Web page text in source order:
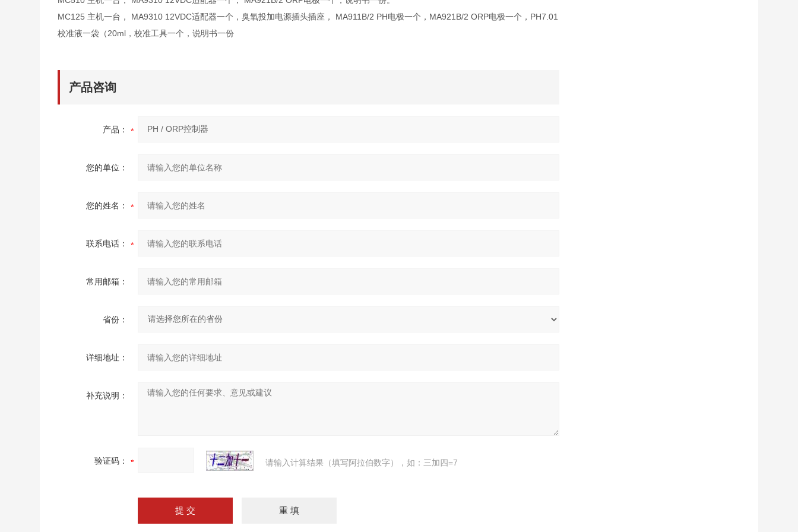
MC125 主机一台， MA9310 12VDC适配器一个，臭氧投加电源插头插座， MA911B/2 PH电极一个，MA921B/2 ORP电极一个，PH7.01
校准液一袋（20ml，校准工具一个，说明书一份
产品咨询
产品：
您的单位：
您的姓名：
联系电话：
常用邮箱：
省份：
详细地址：
补充说明：
验证码： 请输入计算结果（填写阿拉伯数字），如：三加四=7